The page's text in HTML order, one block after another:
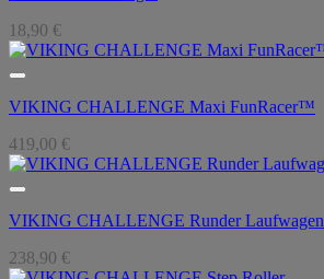
18,90 €
VIKING CHALLENGE Maxi FunRacer™
419,00 €
VIKING CHALLENGE Runder Laufwagen
238,90 €